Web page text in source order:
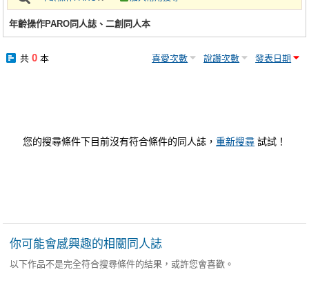
註冊會員
年齡操作PARO同人誌、二創同人本
共 0本 喜愛次數 說讚次數 發表日期
您的搜尋條件下目前沒有符合條件的同人誌， 重新搜尋 試試！
你可能會感興趣的相關同人誌
以下作品不是完全符合搜尋條件的結果，或許您會喜歡。